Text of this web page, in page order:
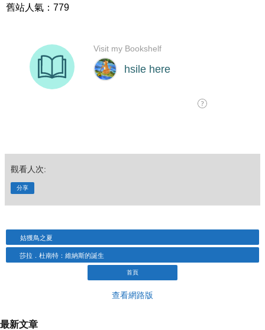
舊站人氣：779
觀看人次:
分享
姑獲鳥之夏
莎拉．杜南特：維納斯的誕生
首頁
查看網路版
最新文章